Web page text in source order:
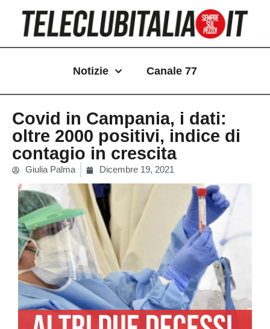
contenuto
Notizie Canale 77
Covid in Campania, i dati:
oltre 2000 positivi, indice di
contagio in crescita
Giulia Palma Dicembre 19, 2021